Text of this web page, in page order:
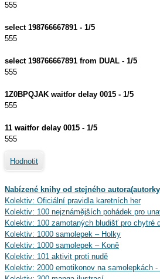
555
select 198766667891 - 1/5
555
select 198766667891 from DUAL - 1/5
555
1Z0BPQJAK waitfor delay 0015 - 1/5
555
11 waitfor delay 0015 - 1/5
555
Hodnotit
Nabízené knihy od stejného
Kolektiv: Oficiální pravidla karetních her
Kolektiv: 100 nejznámějších pohádek pro
Kolektiv: 100 zamotaných bludišť pro chytré
Kolektiv: 1000 samolepek – Holky
Kolektiv: 1000 samolepek – Koně
Kolektiv: 101 aktivit proti nudě
Kolektiv: 2000 emotikonov na samolepkách